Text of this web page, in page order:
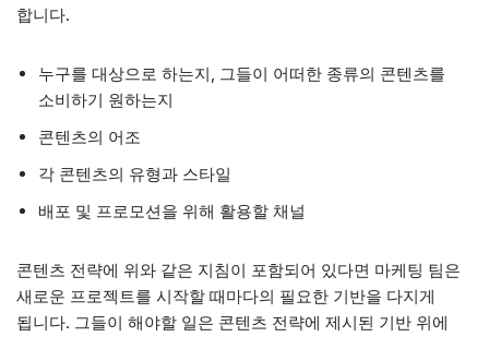
합니다.
누구를 대상으로 하는지, 그들이 어떠한 종류의 콘텐츠를
소비하기 원하는지
콘텐츠의 어조
각 콘텐츠의 유형과 스타일
배포 및 프로모션을 위해 활용할 채널
콘텐츠 전략에 위와 같은 지침이 포함되어 있다면 마케팅 팀은
새로운 프로젝트를 시작할 때마다의 필요한 기반을 다지게
됩니다. 그들이 해야할 일은 콘텐츠 전략에 제시된 기반 위에